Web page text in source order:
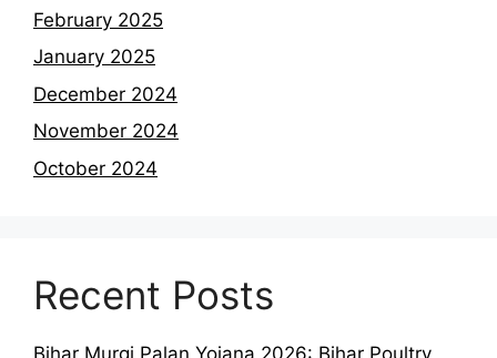
February 2025
January 2025
December 2024
November 2024
October 2024
Recent Posts
Bihar Murgi Palan Yojana 2026: Bihar Poultry